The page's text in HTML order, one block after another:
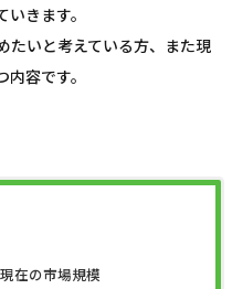
きます。
たいと考えている方、また現
容です。
在の市場規模